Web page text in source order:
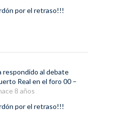
por el retraso!!!
respondido al debate
Real en el foro 00 –
8 años
por el retraso!!!